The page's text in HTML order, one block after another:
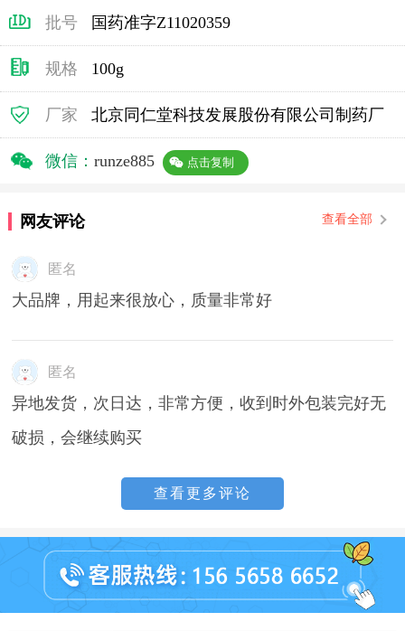
批号 国药准字Z11020359
规格 100g
厂家 北京同仁堂科技发展股份有限公司制药厂
微信： runze885 点击复制
网友评论 查看全部
匿名
大品牌，用起来很放心，质量非常好
匿名
异地发货，次日达，非常方便，收到时外包装完好无
破损，会继续购买
查看更多评论